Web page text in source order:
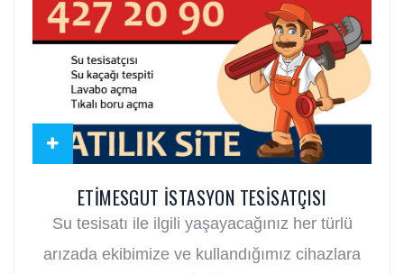
ETIMESGUT İSTASYON TESISATÇISI
Su tesisatı ile ilgili yaşayacağınız her türlü
arızada ekibimize ve kullandığımız cihazlara